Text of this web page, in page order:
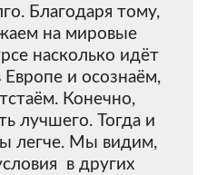
Благодаря тому,
на мировые
насколько идёт
и осознаём,
Конечно,
лучшего. Тогда и
легче. Мы видим,
в других